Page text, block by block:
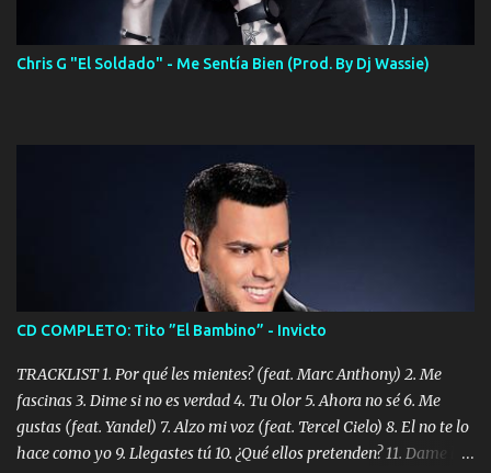
Chris G "El Soldado" - Me Sentía Bien (Prod. By Dj Wassie)
CD COMPLETO: Tito ”El Bambino” - Invicto
TRACKLIST 1. Por qué les mientes? (feat. Marc Anthony) 2. Me
fascinas 3. Dime si no es verdad 4. Tu Olor 5. Ahora no sé 6. Me
gustas (feat. Yandel) 7. Alzo mi voz (feat. Tercel Cielo) 8. El no te lo
hace como yo 9. Llegastes tú 10. ¿Qué ellos pretenden? 11. Dame la